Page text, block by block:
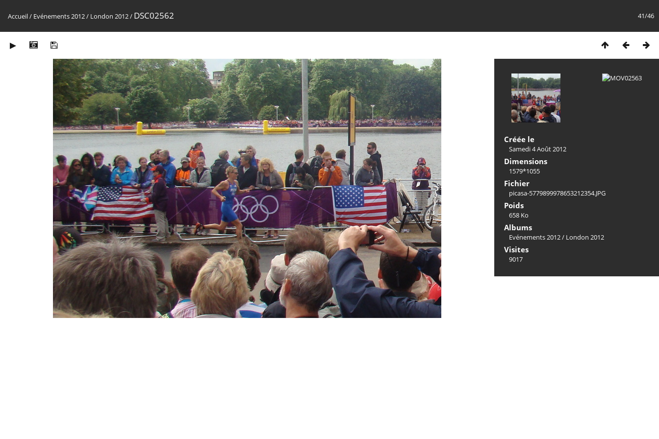
41/46
Accueil/ Evénements 2012/ London 2012/ DSC02562
Créée le
Samedi 4 Août 2012
Dimensions
1579*1055
Fichier
picasa-5779899978653212354.JPG
Poids
658 Ko
Albums
Evénements 2012/ London 2012
Visites
9017